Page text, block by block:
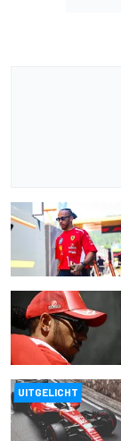
UITGELICHT